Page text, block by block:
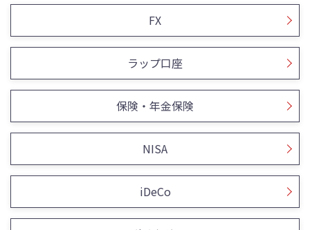
FX
ラップ口座
保険・年金保険
NISA
iDeCo